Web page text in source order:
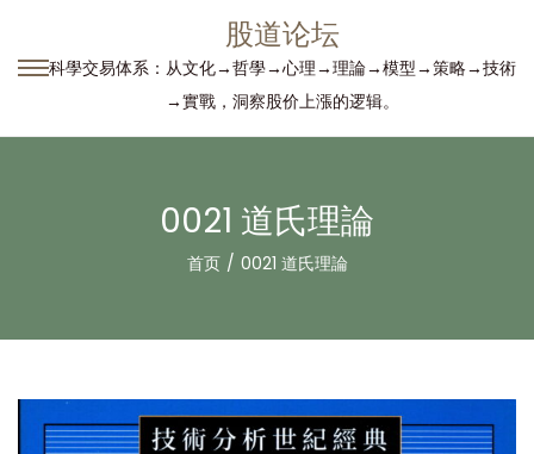
到
到
股道论坛
科學交易体系：从文化→哲學→心理→理論→模型→策略→技術
→實戰，洞察股价上漲的逻辑。
0021 道氏理論
首页 / 0021 道氏理論